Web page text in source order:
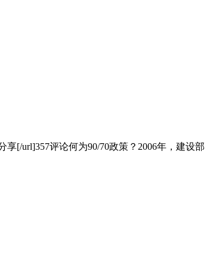
[/url]357评论何为90/70政策？2006年，建设部